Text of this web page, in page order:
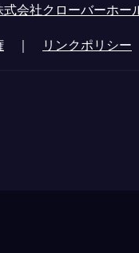
式会社クローバーホー
｜ リンクポリシー